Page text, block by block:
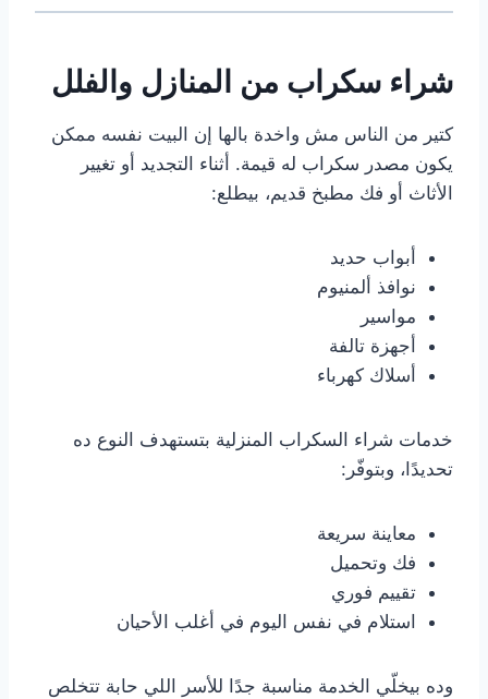
شراء سكراب من المنازل والفلل
كتير من الناس مش واخدة بالها إن البيت نفسه ممكن
يكون مصدر سكراب له قيمة. أثناء التجديد أو تغيير
الأثاث أو فك مطبخ قديم، بيطلع:
أبواب حديد
نوافذ ألمنيوم
مواسير
أجهزة تالفة
أسلاك كهرباء
خدمات شراء السكراب المنزلية بتستهدف النوع ده
تحديدًا، وبتوفّر:
معاينة سريعة
فك وتحميل
تقييم فوري
استلام في نفس اليوم في أغلب الأحيان
وده بيخلّي الخدمة مناسبة جدًا للأسر اللي حابة تتخلص